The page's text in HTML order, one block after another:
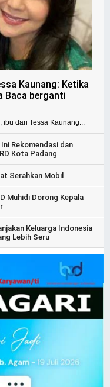
Kaunang: Ketika
Baca berganti
ibu dari Tessa Kaunang...
Rekomendasi dan
Kota Padang
Serahkan Mobil
Muhidi Dorong Kepala
Keluarga Indonesia
Lebih Seru